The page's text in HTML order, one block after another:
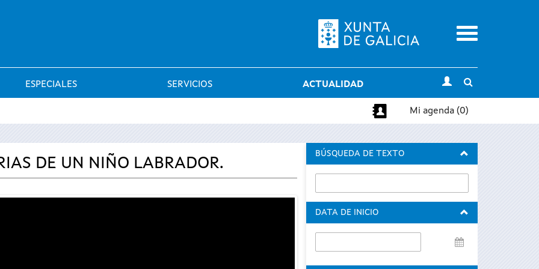
Menu
ESPECIALES SERVICIOS ACTUALIDAD
search
Mi agenda (0)
DE UN NIÑO LABRADOR.
BÚSQUEDA DE TEXTO
DATA DE INICIO
de